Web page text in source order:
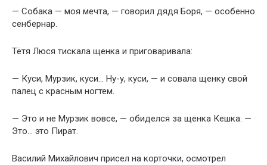
— Собака — моя мечта, — говорил дядя Боря, — особенно
сенбернар.
Тётя Люся тискала щенка и приговаривала:
— Куси, Мурзик, куси… Ну-у, куси, — и совала щенку свой
палец с красным ногтем.
— Это и не Мурзик вовсе, — обиделся за щенка Кешка. —
Это… это Пират.
Василий Михайлович присел на корточки, осмотрел